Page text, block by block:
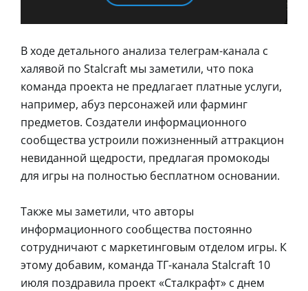
В ходе детального анализа телеграм-канала с
халявой по Stalcraft мы заметили, что пока
команда проекта не предлагает платные услуги,
например, абуз персонажей или фарминг
предметов. Создатели информационного
сообщества устроили пожизненный аттракцион
невиданной щедрости, предлагая промокоды
для игры на полностью бесплатном основании.
Также мы заметили, что авторы
информационного сообщества постоянно
сотрудничают с маркетинговым отделом игры. К
этому добавим, команда ТГ-канала Stalcraft 10
июля поздравила проект «Сталкрафт» с днем